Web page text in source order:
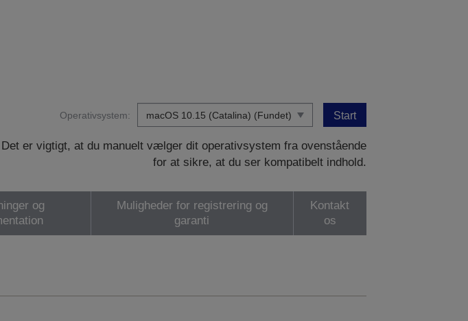
Operativsystem: Start
er vigtigt, at du manuelt vælger dit operativsystem fra ovenstående
for at sikre, at du ser kompatibelt indhold.
og
Muligheder for registrering og
garanti
Kontakt
os